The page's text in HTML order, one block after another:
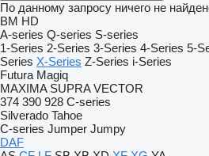
По данному запросу ничего не
BM HD
A-series Q-series S-series
1-Series 2-Series 3-Series 4-Series 5-
Series X-Series Z-Series i-Series
Futura Magiq
MAXIMA SUPRA VECTOR
374 390 928 C-series
Silverado Tahoe
C-series Jumper Jumpy
DAF